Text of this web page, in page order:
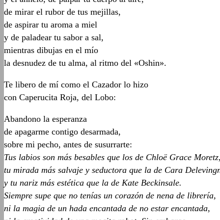
de mirar el rubor de tus mejillas,
de aspirar tu aroma a miel
y de paladear tu sabor a sal,
mientras dibujas en el mío
la desnudez de tu alma, al ritmo del «Oshin».
Te libero de mí como el Cazador lo hizo
con Caperucita Roja, del Lobo:
Abandono la esperanza
de apagarme contigo desarmada,
sobre mi pecho, antes de susurrarte:
Tus labios son más besables que los de Chloë Grace Moretz,
tu mirada más salvaje y seductora que la de Cara
y tu nariz más estética que la de Kate Beckinsale.
Siempre supe que no tenías un corazón de nena de librería,
ni la magia de un hada encantada de no estar encantada,